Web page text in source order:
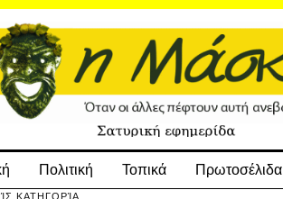
Πολιτική Τοπικά Πρωτοσέλιδα
ΚΑΤΗΓΟΡΊΑ